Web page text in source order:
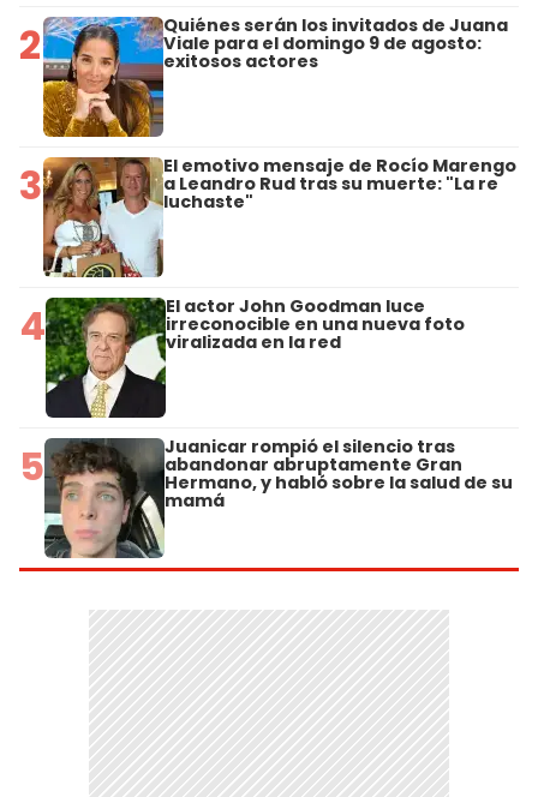
2 Quiénes serán los invitados de Juana
Viale para el domingo 9 de agosto:
exitosos actores
3 El emotivo mensaje de Rocío Marengo
a Leandro Rud tras su muerte: "La re
luchaste"
4 El actor John Goodman luce
irreconocible en una nueva foto
viralizada en la red
5 Juanicar rompió el silencio tras
abandonar abruptamente Gran
Hermano, y habló sobre la salud de su
mamá